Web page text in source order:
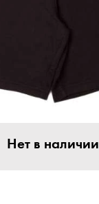
Нет в наличии